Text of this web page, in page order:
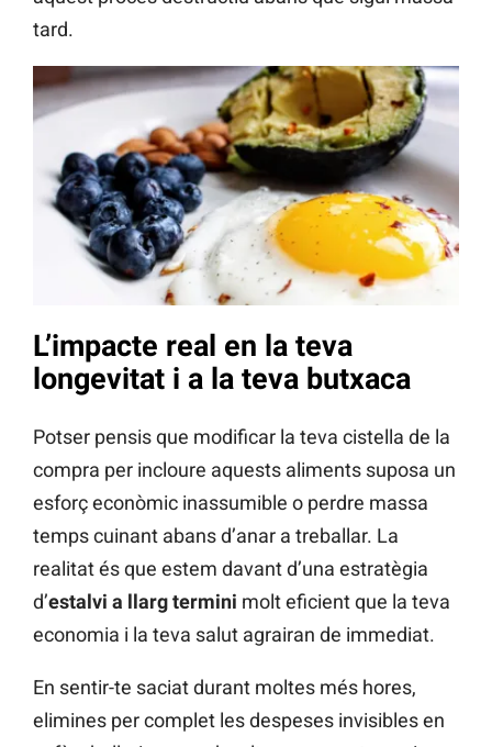
tard.
L’impacte real en la teva
longevitat i a la teva butxaca
Potser pensis que modificar la teva cistella de la
compra per incloure aquests aliments suposa un
esforç econòmic inassumible o perdre massa
temps cuinant abans d’anar a treballar. La
realitat és que estem davant d’una estratègia
d’estalvi a llarg termini molt eficient que la teva
economia i la teva salut agrairan de immediat.
En sentir-te saciat durant moltes més hores,
elimines per complet les despeses invisibles en